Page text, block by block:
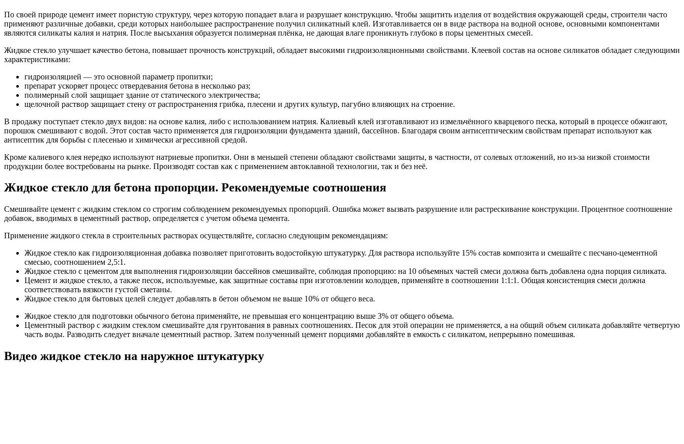
По своей природе цемент имеет пористую структуру, через которую попадает влага и разрушает конструкцию. Чтобы защитить изделия от воздействия окружающей среды, строители часто
применяют различные добавки, среди которых наибольшее распространение получил силикатный клей. Изготавливается он в виде раствора на водной основе, основными компонентами
являются силикаты калия и натрия. После высыхания образуется полимерная плёнка, не дающая влаге проникнуть глубоко в поры цементных смесей.
Жидкое стекло улучшает качество бетона, повышает прочность конструкций, обладает высокими гидроизоляционными свойствами. Клеевой состав на основе силикатов обладает следующими
характеристиками:
гидроизоляцией — это основной параметр пропитки;
препарат ускоряет процесс отвердевания бетона в несколько раз;
полимерный слой защищает здание от статического электричества;
щелочной раствор защищает стену от распространения грибка, плесени и других культур, пагубно влияющих на строение.
В продажу поступает стекло двух видов: на основе калия, либо с использованием натрия. Калиевый клей изготавливают из измельчённого кварцевого песка, который в процессе обжигают,
порошок смешивают с водой. Этот состав часто применяется для гидроизоляции фундамента зданий, бассейнов. Благодаря своим антисептическим свойствам препарат используют как
антисептик для борьбы с плесенью и химически агрессивной средой.
Кроме калиевого клея нередко используют натриевые пропитки. Они в меньшей степени обладают свойствами защиты, в частности, от солевых отложений, но из-за низкой стоимости
продукции более востребованы на рынке. Производят состав как с применением автоклавной технологии, так и без неё.
Жидкое стекло для бетона пропорции. Рекомендуемые соотношения
Смешивайте цемент с жидким стеклом со строгим соблюдением рекомендуемых пропорций. Ошибка может вызвать разрушение или растрескивание конструкции. Процентное соотношение
добавок, вводимых в цементный раствор, определяется с учетом объема цемента.
Применение жидкого стекла в строительных растворах осуществляйте, согласно следующим рекомендациям:
Жидкое стекло как гидроизоляционная добавка позволяет приготовить водостойкую штукатурку. Для раствора используйте 15% состав композита и смешайте с песчано-цементной
смесью, соотношением 2,5:1.
Жидкое стекло с цементом для выполнения гидроизоляции бассейнов смешивайте, соблюдая пропорцию: на 10 объемных частей смеси должна быть добавлена одна порция силиката.
Цемент и жидкое стекло, а также песок, используемые, как защитные составы при изготовлении колодцев, применяйте в соотношении 1:1:1. Общая консистенция смеси должна
соответствовать вязкости густой сметаны.
Жидкое стекло для бытовых целей следует добавлять в бетон объемом не выше 10% от общего веса.
Жидкое стекло для подготовки обычного бетона применяйте, не превышая его концентрацию выше 3% от общего объема.
Цементный раствор с жидким стеклом смешивайте для грунтования в равных соотношениях. Песок для этой операции не применяется, а на общий объем силиката добавляйте четвертую
часть воды. Разводить следует вначале цементный раствор. Затем полученный цемент порциями добавляйте в емкость с силикатом, непрерывно помешивая.
Видео жидкое стекло на наружное штукатурку